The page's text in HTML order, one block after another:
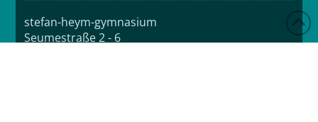
stefan-heym-gymnasium
Seumestraße 2 - 6